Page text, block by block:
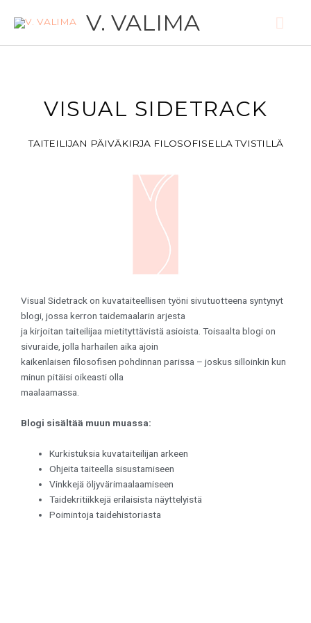
SISÄLTÖÖN
V. VALIMA
VISUAL SIDETRACK
TAITEILIJAN PÄIVÄKIRJA FILOSOFISELLA TVISTILLÄ
Visual Sidetrack on kuvataiteellisen työni sivutuotteena syntynyt
blogi, jossa kerron taidemaalarin arjesta
ja kirjoitan taiteilijaa mietityttävistä asioista. Toisaalta blogi on
sivuraide, jolla harhailen aika ajoin
kaikenlaisen filosofisen pohdinnan parissa – joskus silloinkin kun
minun pitäisi oikeasti olla
maalaamassa.
Blogi sisältää muun muassa:
Kurkistuksia kuvataiteilijan arkeen
Ohjeita taiteella sisustamiseen
Vinkkejä öljyvärimaalaamiseen
Taidekritiikkejä erilaisista näyttelyistä
Poimintoja taidehistoriasta